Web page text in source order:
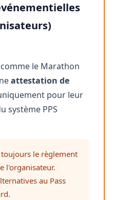
le Marathon
attestation de
pour leur
système PPS
le règlement
l'organisateur.
au Pass